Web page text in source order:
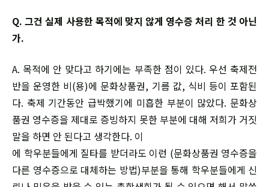
Q. 그건 실제 사용한 목적에 맞지 않게 영수증 처리 한 것 아닌
가.
A. 목적에 안 맞다고 하기에는 부족한 점이 있다. 우선 축제전
반을 운영한 비(용)에 문화상품권, 기름 값, 식비 등이 포함된
다. 축제 기간동안 급박했기에 미흡한 부분이 많았다. 문화상
품권 영수증을 제대로 증빙하지 못한 부분에 대해 저희가 거짓
말을 하면 안 된다고 생각한다. 이
에 학우분들에게 질타를 받더라도 이런 (문화상품권 영수증을
다른 영수증으로 대체하는 방법)부분을 통해 학우분들에게 신